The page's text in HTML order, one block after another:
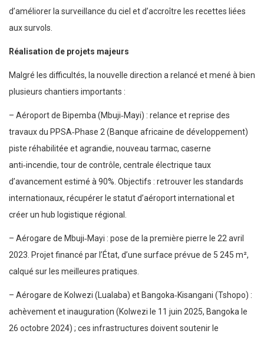
d’améliorer la surveillance du ciel et d’accroître les recettes liées
aux survols.
Réalisation de projets majeurs
Malgré les difficultés, la nouvelle direction a relancé et mené à bien
plusieurs chantiers importants :
– Aéroport de Bipemba (Mbuji‑Mayi) : relance et reprise des
travaux du PPSA‑Phase 2 (Banque africaine de développement)
piste réhabilitée et agrandie, nouveau tarmac, caserne
anti‑incendie, tour de contrôle, centrale électrique taux
d’avancement estimé à 90%. Objectifs : retrouver les standards
internationaux, récupérer le statut d’aéroport international et
créer un hub logistique régional.
– Aérogare de Mbuji‑Mayi : pose de la première pierre le 22 avril
2023. Projet financé par l’État, d’une surface prévue de 5 245 m²,
calqué sur les meilleures pratiques.
– Aérogare de Kolwezi (Lualaba) et Bangoka‑Kisangani (Tshopo) :
achèvement et inauguration (Kolwezi le 11 juin 2025, Bangoka le
26 octobre 2024) ; ces infrastructures doivent soutenir le